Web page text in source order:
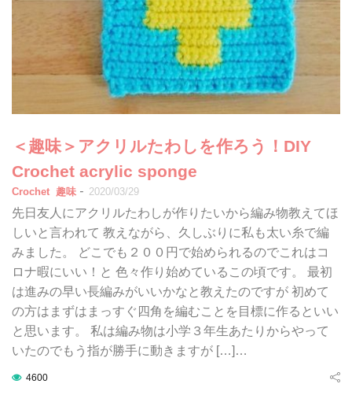
＜趣味＞アクリルたわしを作ろう！DIY
Crochet acrylic sponge
Crochet 趣味 - 2020/03/29
先日友人にアクリルたわしが作りたいから編み物教えてほ
しいと言われて 教えながら、久しぶりに私も太い糸で編
みました。 どこでも２００円で始められるのでこれはコ
ロナ暇にいい！と 色々作り始めているこの頃です。 最初
は進みの早い長編みがいいかなと教えたのですが 初めて
の方はまずはまっすぐ四角を編むことを目標に作るといい
と思います。 私は編み物は小学３年生あたりからやって
いたのでもう指が勝手に動きますが […]…
4600